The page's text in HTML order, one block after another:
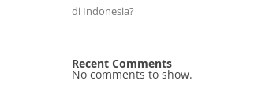
di Indonesia?
Recent Comments
No comments to show.